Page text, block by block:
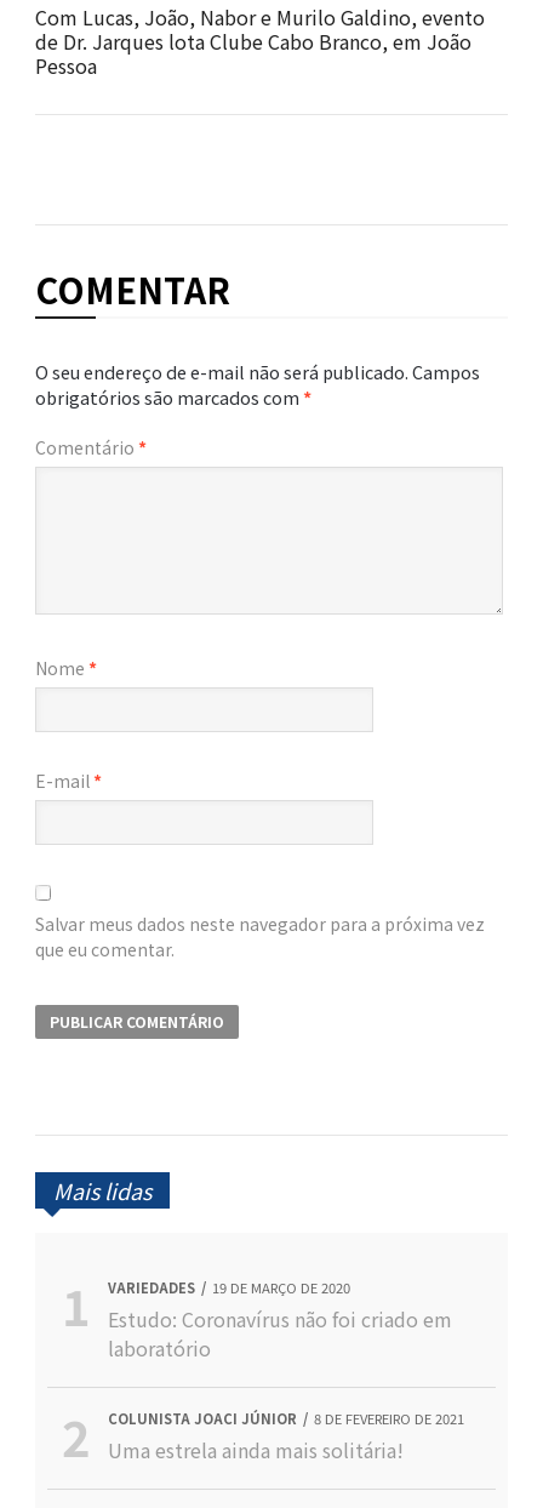
Com Lucas, João, Nabor e Murilo Galdino, evento
de Dr. Jarques lota Clube Cabo Branco, em João
Pessoa
COMENTAR
O seu endereço de e-mail não será publicado.Campos
obrigatórios são marcados com*
Comentário *
Nome *
E-mail *
Salvar meus dados neste navegador para a próxima vez
que eu comentar.
Mais lidas
VARIEDADES 19 DE MARÇO DE 2020
Estudo: Coronavírus não foi criado em
laboratório
COLUNISTA JOACI JÚNIOR 8 DE FEVEREIRO DE 2021
Uma estrela ainda mais solitária!